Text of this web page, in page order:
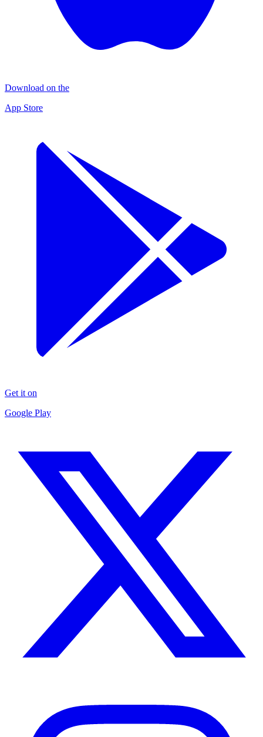
Download on the
App Store
Get it on
Google Play